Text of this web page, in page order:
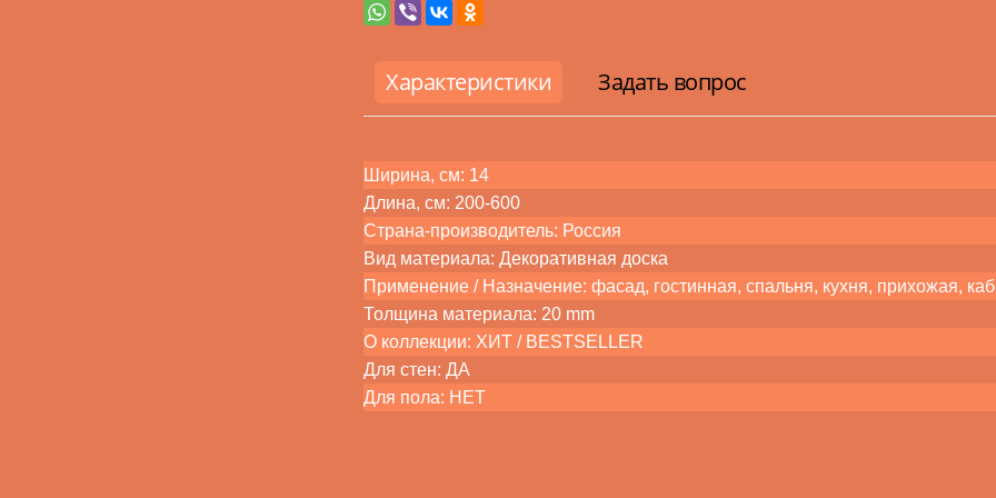
Характеристики Задать вопрос
Ширина, см: 14
Длина, см: 200-600
Страна-производитель: Россия
Вид материала: Декоративная доска
Применение / Назначение: фасад, гостинная, спальня, кухня, прихожая,
Толщина материала: 20 mm
О коллекции: ХИТ / BESTSELLER
Для стен: ДА
Для пола: НЕТ